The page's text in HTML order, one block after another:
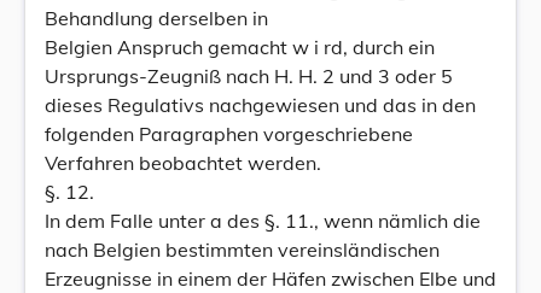
Behandlung derselben in
Belgien Anspruch gemacht w i rd, durch ein
Ursprungs-Zeugniß nach H. H. 2 und 3 oder 5
dieses Regulativs nachgewiesen und das in den
folgenden Paragraphen vorgeschriebene
Verfahren beobachtet werden.
§. 12.
In dem Falle unter a des §. 11., wenn nämlich die
nach Belgien bestimmten vereinsländischen
Erzeugnisse in einem der Häfen zwischen Elbe und